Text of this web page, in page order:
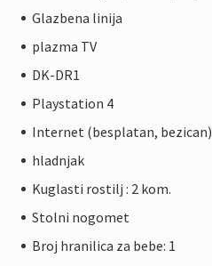
Glazbena linija
plazma TV
DK-DR1
Playstation 4
Internet (besplatan, bezican)
hladnjak
Kuglasti rostilj : 2 kom.
Stolni nogomet
Broj hranilica za bebe: 1